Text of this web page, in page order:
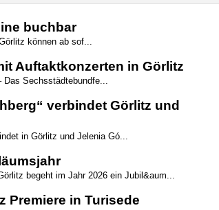
buchbar
können ab sof...
Auftaktkonzerten in Görlitz
Das Sechsstädtebundfe...
verbindet Görlitz und
in Görlitz und Jelenia Gó...
begeht im Jahr 2026 ein Jubil&aum...
Premiere in Turisede